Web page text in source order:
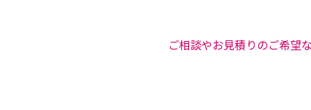
ご相談やお見積りのご希望